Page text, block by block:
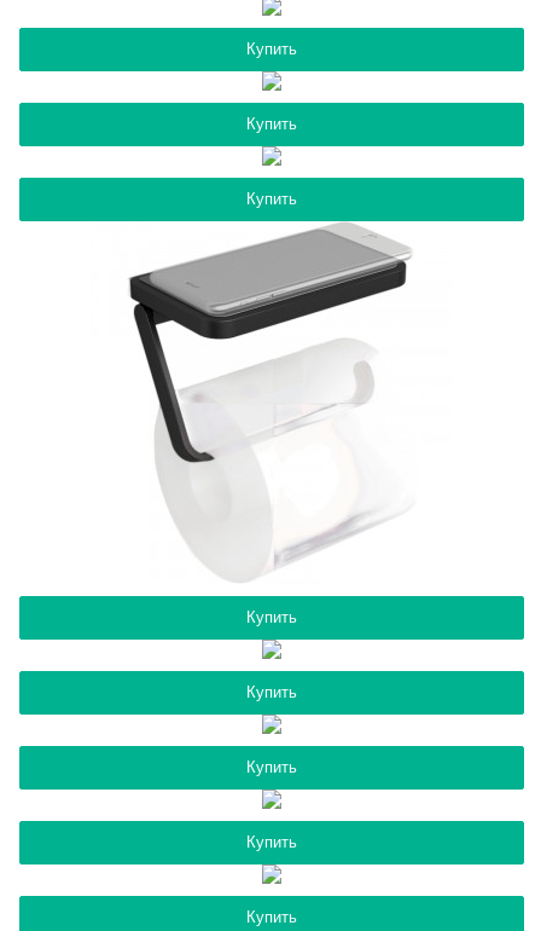
Купить
Купить
Купить
Купить
Купить
Купить
Купить
Купить